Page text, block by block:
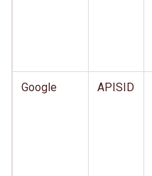
Google APISID